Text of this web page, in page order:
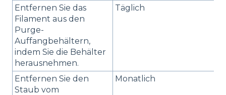
Entfernen Sie das
Filament aus den
Purge-
Auffangbehältern,
indem Sie die Behälter
herausnehmen.
Täglich
Entfernen Sie den
Staub vom
Monatlich